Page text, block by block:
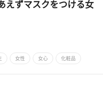
えずマスクをつける女
女性 女心 化粧品